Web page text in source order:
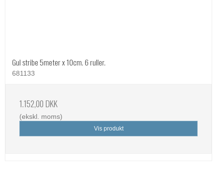
Gul stribe 5meter x 10cm. 6 ruller.
681133
1.152,00 DKK
(ekskl. moms)
Vis produkt